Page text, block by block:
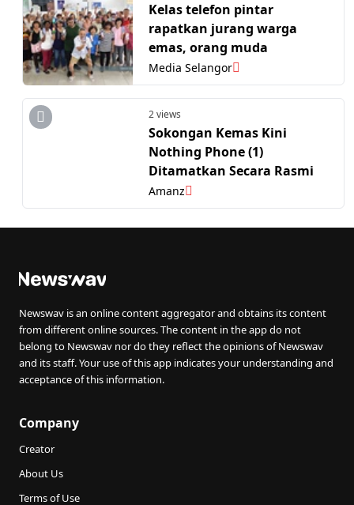
Kelas telefon pintar
rapatkan jurang warga
emas, orang muda
Media Selangor
2 views
Sokongan Kemas Kini
Nothing Phone (1)
Ditamatkan Secara Rasmi
Amanz
Newswav is an online content aggregator and obtains its content
from different online sources. The content in the app do not
belong to Newswav nor do they reflect the opinions of Newswav
and its staff. Your use of this app indicates your understanding and
acceptance of this information.
Company
Creator
About Us
Terms of Use